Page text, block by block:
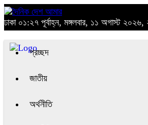
ঢাকা ০১:২৭ পূর্বাহ্ন, মঙ্গলবার, ১১ অগাস্ট ২০২৬,
প্রচ্ছদ
জাতীয়
অর্থনীতি